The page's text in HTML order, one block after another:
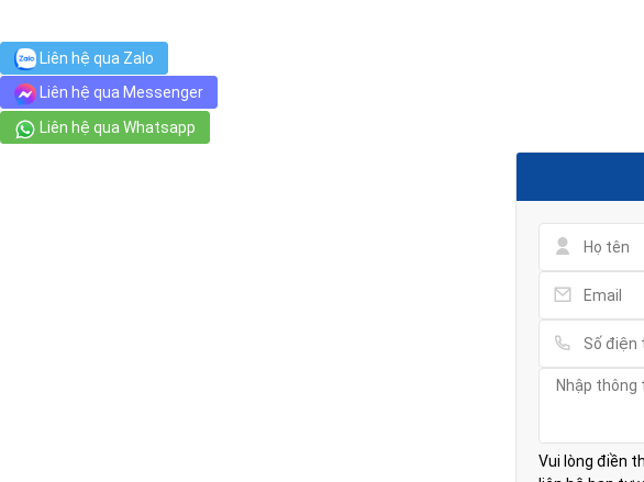
Chợ Dân Sinh
94 Nguyễn Thái Bình, Phường Nguyễn Thái Bình
jm nail - 제이엠 네일
Liên hệ qua Zalo
Liên hệ qua Messenger
Liên hệ qua Whatsapp
Vui lòng điền